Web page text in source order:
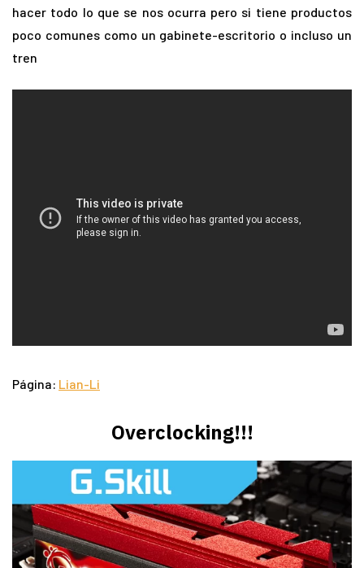
hacer todo lo que se nos ocurra pero si tiene productos
poco comunes como un gabinete-escritorio o incluso un
tren
Página: Lian-Li
Overclocking!!!